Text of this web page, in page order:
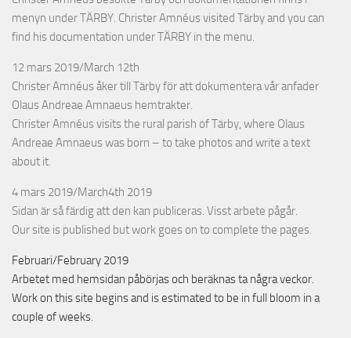
menyn under TÄRBY. Christer Amnéus visited Tärby and you can
find his documentation under TÄRBY in the menu.
12 mars 2019/March 12th
Christer Amnéus åker till Tärby för att dokumentera vår anfader
Olaus Andreae Amnaeus hemtrakter.
Christer Amnéus visits the rural parish of Tärby, where Olaus
Andreae Amnaeus was born – to take photos and write a text
about it.
4 mars 2019/March4th 2019
Sidan är så färdig att den kan publiceras. Visst arbete pågår.
Our site is published but work goes on to complete the pages.
Februari/February 2019
Arbetet med hemsidan påbörjas och beräknas ta några veckor.
Work on this site begins and is estimated to be in full bloom in a
couple of weeks.